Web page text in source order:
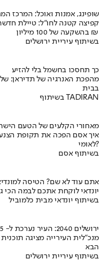
שופינג, אמנות ואוכל: המרכז
קפיצה קטנה לחו"ל: טיילת
בהשקעה של 100 מיליון ₪
בשיתוף עיריית ירושלים
כך תחסכו בחשמל בלי להזיע
מהפכת האנרגיה של תדיראן:
בבית
בשיתוף TADIRAN
מאחורי הקלעים של הטעם
לאומי?
בשיתוף אסם
אתם עוד לא שם? הטיסה
יונדאי לוקחת אתכם לבמה הכי
בשיתוף יונדאי מבית כלמוביל
ירושלים 2040: העיר נערכת ל- 1.5 מליון תושבים
מנכ"לית העירייה מציגה
הבא
בשיתוף עיריית ירושלים